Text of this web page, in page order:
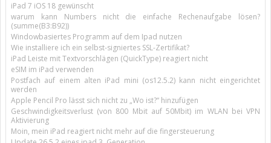
iPad 7 iOS 18 gewünscht
warum kann Numbers nicht die einfache Rechenaufgabe lösen?
(summe(B3:B92))
Windowbasiertes Programm auf dem Ipad nutzen
Wie installiere ich ein selbst-signiertes SSL-Zertifikat?
iPad Leiste mit Textvorschlägen (QuickType) reagiert nicht
eSIM im iPad verwenden
Postfach auf einem alten iPad mini (os12.5.2) kann nicht eingerichtet
werden
Apple Pencil Pro lässt sich nicht zu „Wo ist?“ hinzufügen
Geschwindigkeitsverlust (von 800 Mbit auf 50Mbit) im WLAN bei VPN
Aktivierung
Moin, mein iPad reagiert nicht mehr auf die fingersteuerung